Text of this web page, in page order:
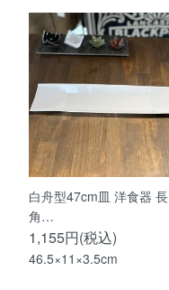
白舟型47cm皿 洋食器 長
角…
1,155円(税込)
46.5×11×3.5cm